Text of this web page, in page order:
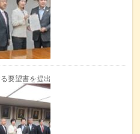
要望書を提出